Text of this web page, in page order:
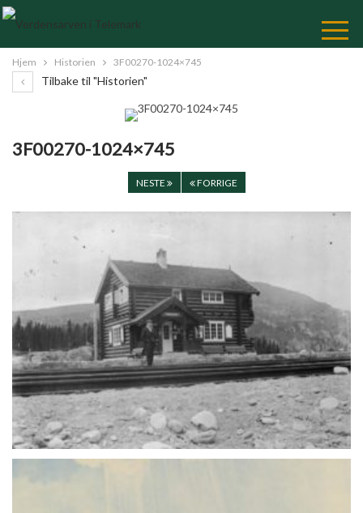
Skip
Content
Hjem Historien 3F00270-1024×745
Tilbake til "Historien"
3F00270-1024×745
NESTE FORRIGE